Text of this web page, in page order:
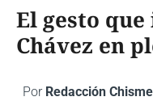
El gesto
Chávez en
Por Redacción Chisme